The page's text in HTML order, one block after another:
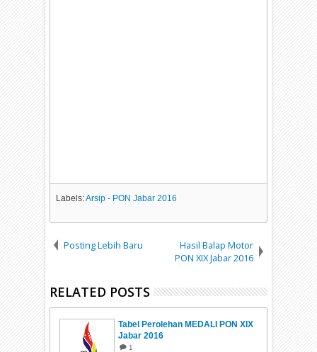
Labels:Arsip - PON Jabar 2016
Posting Lebih Baru
Hasil Balap Motor
PON XIX Jabar 2016
RELATED POSTS
Tabel Perolehan MEDALI PON XIX
Jabar 2016
1